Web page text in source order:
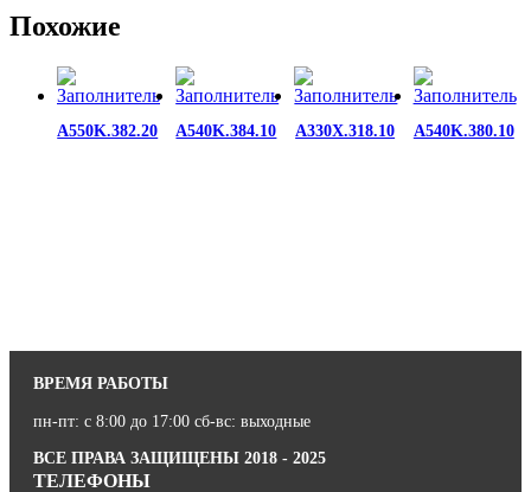
Похожие
A550K.382.20 A540K.384.10 A330X.318.10 A540K.380.10
ВРЕМЯ РАБОТЫ
пн-пт: с 8:00 до 17:00 сб-вс: выходные
ВСЕ ПРАВА ЗАЩИЩЕНЫ 2018 - 2025
ТЕЛЕФОНЫ